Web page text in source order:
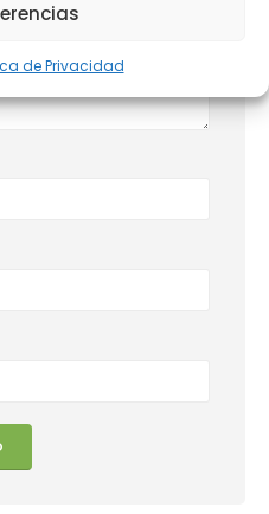
de Privacidad